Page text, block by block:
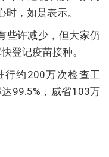
，如是表示。
些许减少，但大家仍
登记疫苗接种。
行约200万次检查工
99.5%，威省103万